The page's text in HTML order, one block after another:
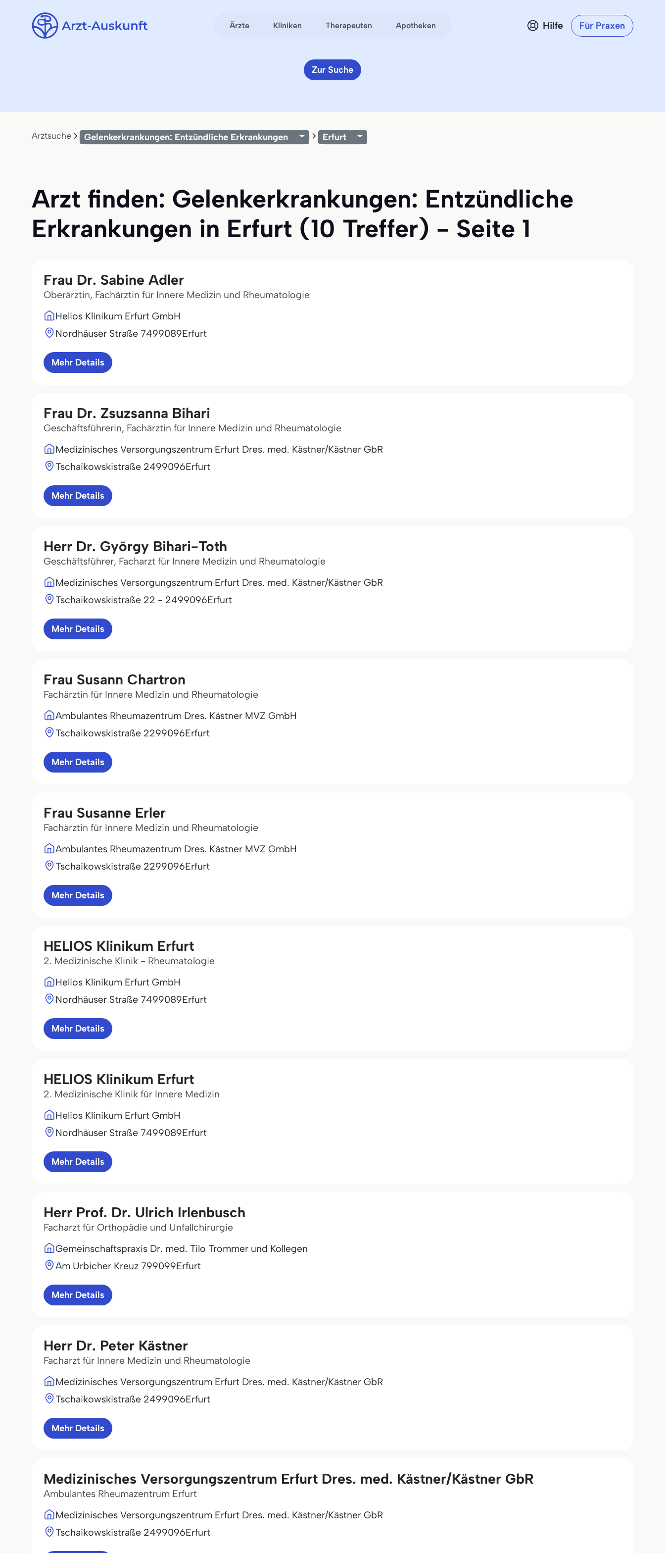
Ärzte Kliniken Therapeuten Apotheken Hilfe Für Praxen
Zur Suche
Arztsuche Gelenkerkrankungen: Entzündliche Erkrankungen Erfurt
Arzt finden: Gelenkerkrankungen: Entzündliche
Erkrankungen in Erfurt (10 Treffer) - Seite 1
Frau Dr. Sabine Adler
Oberärztin, Fachärztin für Innere Medizin und Rheumatologie
Helios Klinikum Erfurt GmbH
Nordhäuser Straße 7499089Erfurt
Mehr Details
Frau Dr. Zsuzsanna Bihari
Geschäftsführerin, Fachärztin für Innere Medizin und Rheumatologie
Medizinisches Versorgungszentrum Erfurt Dres. med. Kästner/Kästner GbR
Tschaikowskistraße 2499096Erfurt
Mehr Details
Herr Dr. György Bihari-Toth
Geschäftsführer, Facharzt für Innere Medizin und Rheumatologie
Medizinisches Versorgungszentrum Erfurt Dres. med. Kästner/Kästner GbR
Tschaikowskistraße 22 - 2499096Erfurt
Mehr Details
Frau Susann Chartron
Fachärztin für Innere Medizin und Rheumatologie
Ambulantes Rheumazentrum Dres. Kästner MVZ GmbH
Tschaikowskistraße 2299096Erfurt
Mehr Details
Frau Susanne Erler
Fachärztin für Innere Medizin und Rheumatologie
Ambulantes Rheumazentrum Dres. Kästner MVZ GmbH
Tschaikowskistraße 2299096Erfurt
Mehr Details
HELIOS Klinikum Erfurt
2. Medizinische Klinik - Rheumatologie
Helios Klinikum Erfurt GmbH
Nordhäuser Straße 7499089Erfurt
Mehr Details
HELIOS Klinikum Erfurt
2. Medizinische Klinik für Innere Medizin
Helios Klinikum Erfurt GmbH
Nordhäuser Straße 7499089Erfurt
Mehr Details
Herr Prof. Dr. Ulrich Irlenbusch
Facharzt für Orthopädie und Unfallchirurgie
Gemeinschaftspraxis Dr. med. Tilo Trommer und Kollegen
Am Urbicher Kreuz 799099Erfurt
Mehr Details
Herr Dr. Peter Kästner
Facharzt für Innere Medizin und Rheumatologie
Medizinisches Versorgungszentrum Erfurt Dres. med. Kästner/Kästner GbR
Tschaikowskistraße 2499096Erfurt
Mehr Details
Medizinisches Versorgungszentrum Erfurt Dres. med. Kästner/Kästner GbR
Ambulantes Rheumazentrum Erfurt
Medizinisches Versorgungszentrum Erfurt Dres. med. Kästner/Kästner GbR
Tschaikowskistraße 2499096Erfurt